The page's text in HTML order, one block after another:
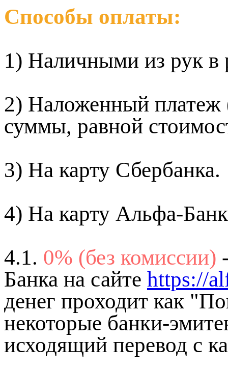
Способы оплаты:
1) Наличными из рук в
2) Наложенный платеж
суммы, равной
3) На карту Сбербанка.
4) На карту Альфа-
4.1. 0% (без комиссии)
Банка на сайте https://
денег проходит как
некоторые банки-
исходящий перевод с